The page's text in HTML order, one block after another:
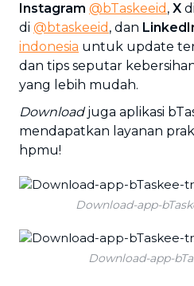
Instagram @bTaskeeid , X di
di @btaskeeid , dan
indonesia untuk update
dan tips seputar
yang lebih mudah.
Downloadjuga aplikasi
mendapatkan layanan
hpmu!
Download-app-
Download-app-